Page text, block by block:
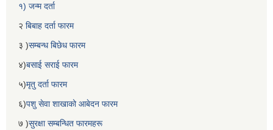
१) जन्म दर्ता
२ बिबाह दर्ता फारम
३ )सम्बन्ध बिछेध फारम
४)बसाई सराई फारम
५)मृतु दर्ता फारम
६)पशु सेवा शाखाको आबेदन फारम
७ )सुरक्षा सम्बन्धित फारमहरू